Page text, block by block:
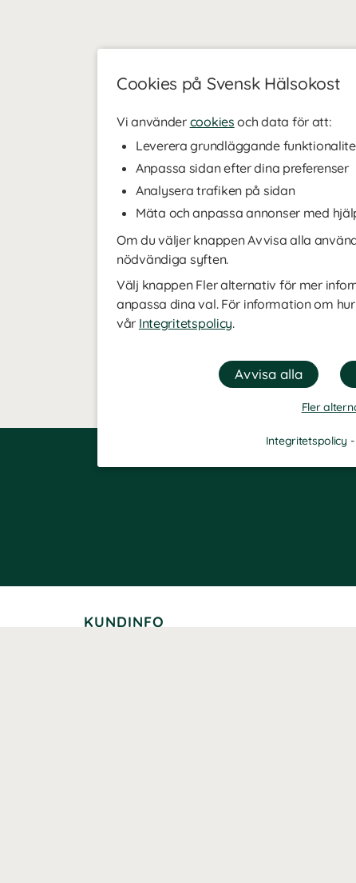
Cookies på Svensk Hälsokost
Vi använder cookies och data för att:
Leverera grundläggande
Anpassa sidan efter dina preferenser
Analysera trafiken på sidan
Mäta och anpassa annonser med
Om du väljer knappen Avvisa alla
nödvändiga syften.
Välj knappen Fler alternativ för mer
anpassa dina val. För information om
vår Integritetspolicy.
Fler
Integritetspolicy
KUNDINFO